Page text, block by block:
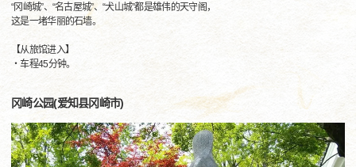
“冈崎城”、“名古屋城”、“犬山城”都是雄伟的天守阁，
这是一堵华丽的石墙。
【从旅馆进入】
・车程45分钟。
冈崎公园(爱知县冈崎市)